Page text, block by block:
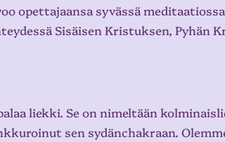
opettajaansa syvässä
Sisäisen Kristuksen, Pyhän
liekki. Se on nimeltään
sen sydänchakraan.